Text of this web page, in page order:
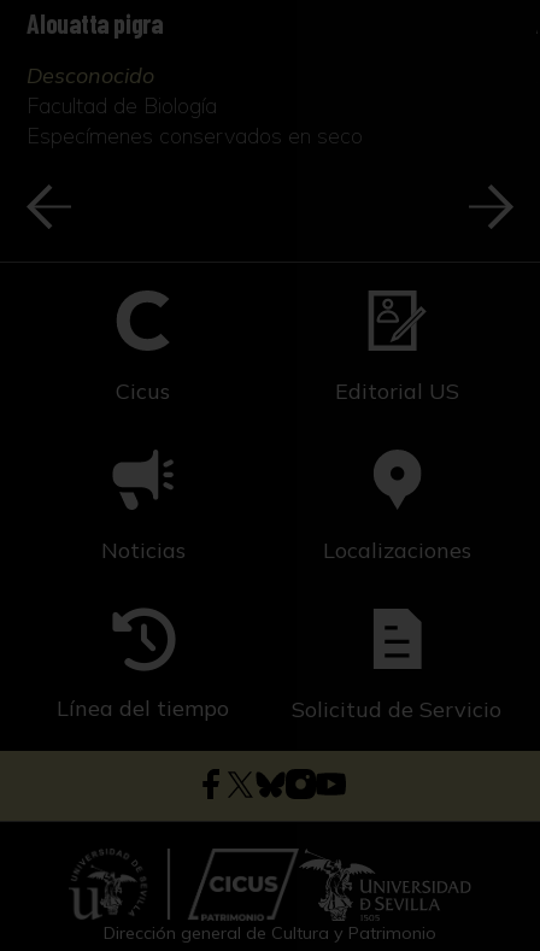
Alouatta pigra
Desconocido
Facultad de Biología
Especímenes conservados en seco
Cicus Editorial US
Noticias Localizaciones
Línea del tiempo Solicitud de Servicio
Dirección general de Cultura y Patrimonio